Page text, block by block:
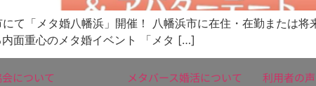
て「メタ婚八幡浜」開催！ 八幡浜市に在住・在勤または
面重心のメタ婚イベント 「メタ […]
について メタバース婚活について 利用者の声